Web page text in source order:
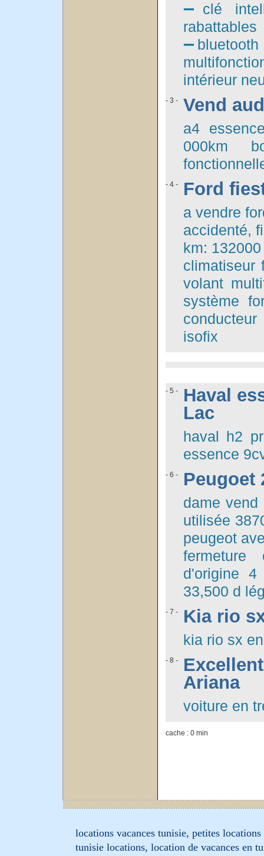
➖clé
intérieur
- 3 - Vend
a4
000km
- 4 - Ford
a vendre
accidenté,
km:
climatiseur
volant
système
isofix
- 5 -
Haval
Lac
haval h2
essence
- 6 - Peugoet
dame
utilisée
peugeot
fermeture
d'origine
33,500 d
- 7 - Kia rio
kia rio sx
- 8 -
Ariana
voiture en
cache : 0 min
locations vacances tunisie, petites
tunisie locations, location de vacances en